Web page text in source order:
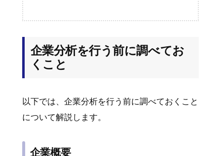
企業分析を行う前に調べてお
くこと
以下では、企業分析を行う前に調べておくこと
について解説します。
企業概要